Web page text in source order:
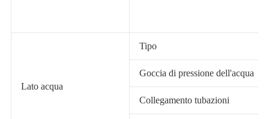
Lato acqua
Tipo
Goccia di pressione dell'acqua
Collegamento tubazioni